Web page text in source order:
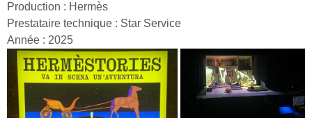
Production : Hermès
Prestataire technique : Star Service
Année : 2025